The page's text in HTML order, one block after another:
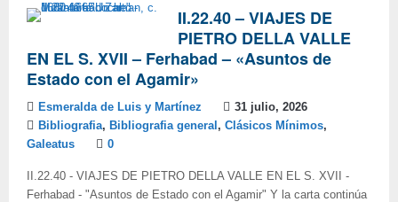
II.22.40 – VIAJES DE
PIETRO DELLA VALLE
EN EL S. XVII – Ferhabad – «Asuntos de
Estado con el Agamir»
Esmeralda de Luis y Martínez
31 julio, 2026
Bibliografia, Bibliografia general , Clásicos Mínimos,
Galeatus
0
II.22.40 - VIAJES DE PIETRO DELLA VALLE EN EL S. XVII -
Ferhabad - "Asuntos de Estado con el Agamir" Y la carta continúa